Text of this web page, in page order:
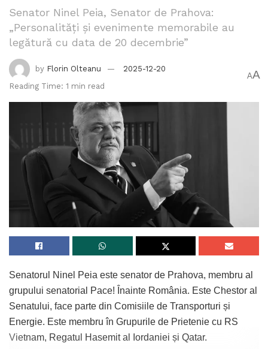
Senator Ninel Peia, Senator de Prahova:
„Personalități și evenimente memorabile au
legătură cu data de 20 decembrie”
by Florin Olteanu
2025-12-20
Reading Time: 1 min read
AA
Senatorul Ninel Peia este senator de Prahova, membru al
grupului senatorial Pace! Înainte România. Este Chestor al
Senatului, face parte din Comisiile de Transporturi și
Energie. Este membru în Grupurile de Prietenie cu RS
Vietnam, Regatul Hasemit al Iordaniei și Qatar.